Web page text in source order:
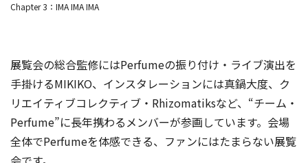
Chapter 3：IMA IMA IMA
展覧会の総合監修にはPerfumeの振り付け・ライブ演出を
手掛けるMIKIKO、インスタレーションには真鍋大度、ク
リエイティブコレクティブ・Rhizomatiksなど、“チーム・
Perfume”に長年携わるメンバーが参画しています。会場
全体でPerfumeを体感できる、ファンにはたまらない展覧